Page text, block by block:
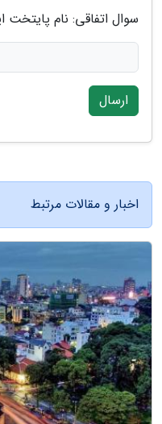
سوال اتفاقی: نام
ارسال
اخبار و مقالات مرتبط